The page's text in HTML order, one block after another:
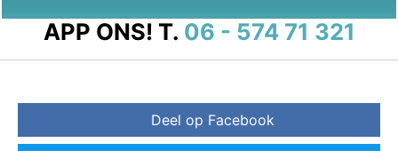
APP ONS! T. 06 - 574 71 321
Deel op Facebook